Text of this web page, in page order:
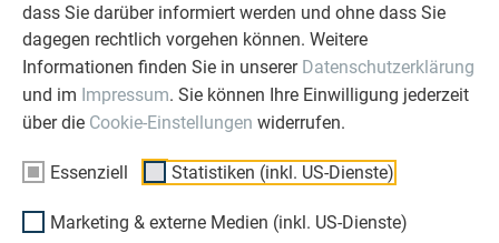
dass Sie darüber informiert werden und ohne dass Sie
dagegen rechtlich vorgehen können. Weitere
Informationen finden Sie in unserer Datenschutzerklärung
und im Impressum. Sie können Ihre Einwilligung jederzeit
über die Cookie-Einstellungen widerrufen.
Essenziell Statistiken (inkl. US-Dienste)
Marketing & externe Medien (inkl. US-Dienste)
PREFA SANIERUNGSGALERIE
OBJEKTE VOR UND NACH DER SANIERUNG